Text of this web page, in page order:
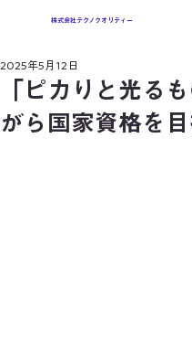
株式会社テクノクオリティー
「ピカりと光る
がら国家資格を
2025年5月12日